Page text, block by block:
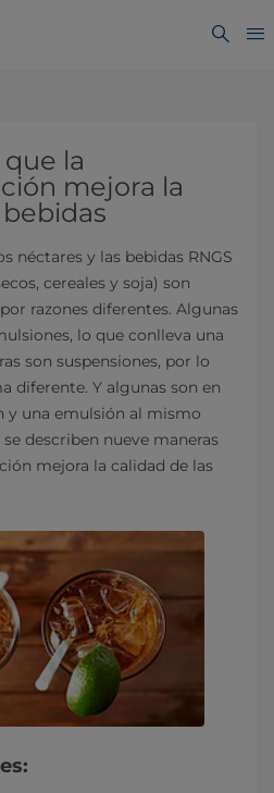
la
mejora la
néctares y las bebidas RNGS
cereales y soja) son
razones diferentes. Algunas
lo que conlleva una
son suspensiones, por lo
diferente. Y algunas son en
y una emulsión al mismo
describen nueve maneras
mejora la calidad de las